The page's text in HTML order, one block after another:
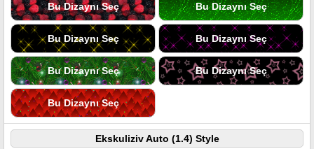
Bu Dizaynı Seç Bu Dizaynı Seç
Bu Dizaynı Seç Bu Dizaynı Seç
Bu Dizaynı Seç Bu Dizaynı Seç
Bu Dizaynı Seç
Ekskuliziv Auto (1.4) Style